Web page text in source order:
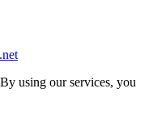
using our services, you